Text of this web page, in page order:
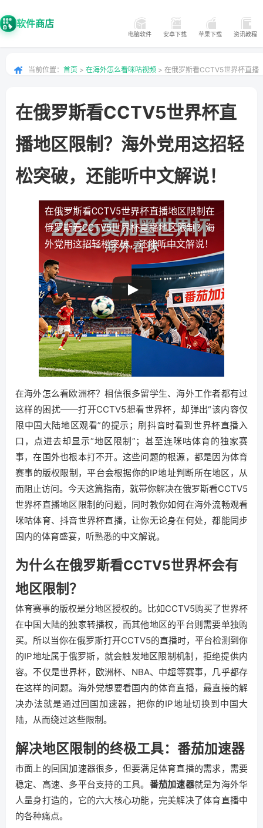
软件商店
电脑软件 安卓下载 苹果下载 资讯教程
当前位置： 首页 > 在海外怎么看咪咕视频 > 在俄罗斯看CCTV5世界杯直播
在俄罗斯看CCTV5世界杯直
播地区限制？海外党用这招轻
松突破，还能听中文解说！
在俄罗斯看CCTV5世界杯直播地区限制 在
俄罗斯看CCTV5世界杯直播地区限制？海
外党用这招轻松突破，还能听中文解说！
在海外怎么看欧洲杯？相信很多留学生、海外工作者都有过
这样的困扰——打开CCTV5想看世界杯，却弹出“该内容仅
限中国大陆地区观看”的提示；刷抖音时看到世界杯直播入
口，点进去却显示“地区限制”；甚至连咪咕体育的独家赛
事，在国外也根本打不开。这些问题的根源，都是因为体育
赛事的版权限制，平台会根据你的IP地址判断所在地区，从
而阻止访问。今天这篇指南，就带你解决在俄罗斯看CCTV5
世界杯直播地区限制的问题，同时教你如何在海外流畅观看
咪咕体育、抖音世界杯直播，让你无论身在何处，都能同步
国内的体育盛宴，听熟悉的中文解说。
为什么在俄罗斯看CCTV5世界杯会有
地区限制？
体育赛事的版权是分地区授权的。比如CCTV5购买了世界杯
在中国大陆的独家转播权，而其他地区的平台则需要单独购
买。所以当你在俄罗斯打开CCTV5的直播时，平台检测到你
的IP地址属于俄罗斯，就会触发地区限制机制，拒绝提供内
容。不仅是世界杯，欧洲杯、NBA、中超等赛事，几乎都存
在这样的问题。海外党想要看国内的体育直播，最直接的解
决办法就是通过回国加速器，把你的IP地址切换到中国大
陆，从而绕过这些限制。
解决地区限制的终极工具：番茄加速器
市面上的回国加速器很多，但要满足体育直播的需求，需要
稳定、高速、多平台支持的工具。 番茄加速器就是为海外华
人量身打造的，它的六大核心功能，完美解决了体育直播中
的各种痛点。